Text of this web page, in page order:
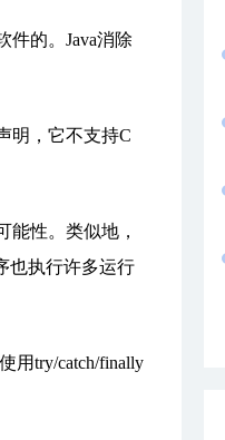
的。Java消除
明，它不支持C
性。类似地，
也执行许多运行
用try/catch/finally